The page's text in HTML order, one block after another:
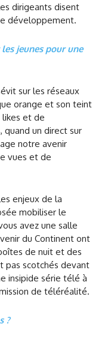
dirigeants disent
développement.
jeunes pour une
sur les réseaux
orange et son teint
likes et de
quand un direct sur
notre avenir
vues et de
enjeux de la
mobiliser le
avez une salle
du Continent ont
de nuit et des
pas scotchés devant
insipide série télé à
de téléréalité.
?